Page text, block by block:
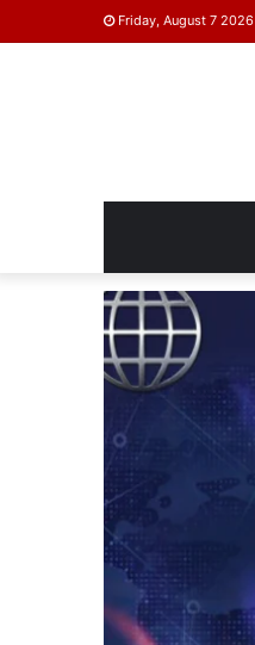
Friday, August 7 2026